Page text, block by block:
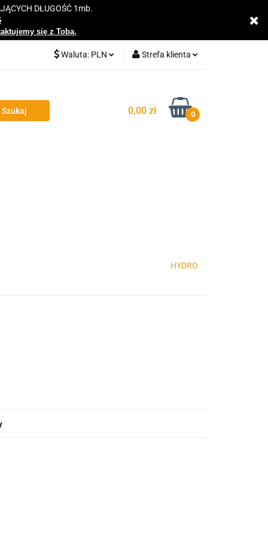
DŁUGOŚĆ 1mb.
się z Tobą.
Waluta: PLN Strefa klienta
Zarejestruj się
Dodaj zgłoszenie
0,00 zł 0
HYDRO